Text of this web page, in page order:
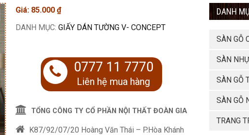
Giá: 85.000 ₫
DANH MỤC: GIẤY DÁN TƯỜNG V- CONCEPT
0777 11 7770
Liên hệ mua hàng
TỔNG CÔNG TY CỔ PHẦN NỘI THẤT ĐOÀN GIA
K87/92/07/20 Hoàng Văn Thái – P.Hòa Khánh
DANH
SÀN GỖ
SÀN
SÀN GỖ
SÀN GỖ
TRANG